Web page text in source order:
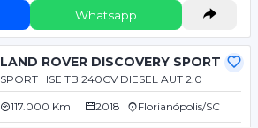
Whatsapp
LAND ROVER DISCOVERY SPORT
SPORT HSE TB 240CV DIESEL AUT 2.0
117.000 Km 2018 Florianópolis/SC